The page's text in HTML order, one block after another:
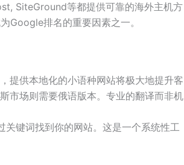
SiteGround等都提供可靠的海外主机方
Google排名的重要因素之一。
提供本地化的小语种网站将极大地提升客
市场则需要俄语版本。专业的翻译而非机
关键词找到你的网站。这是一个系统性工